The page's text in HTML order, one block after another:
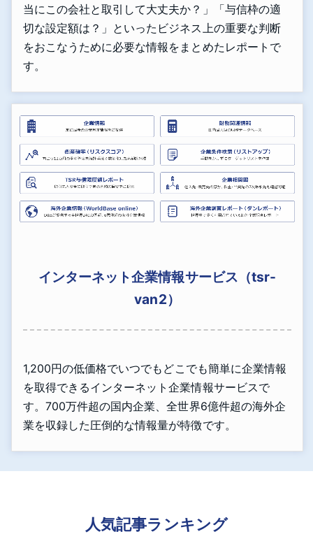
当にこの会社と取引して大丈夫か？」「与信枠の適
切な設定額は？」といったビジネス上の重要な判断
をおこなうために必要な情報をまとめたレポートで
す。
インターネット企業情報サービス（tsr-
van2）
1,200円の低価格でいつでもどこでも簡単に企業情報
を取得できるインターネット企業情報サービスで
す。700万件超の国内企業、全世界6億件超の海外企
業を収録した圧倒的な情報量が特徴です。
人気記事ランキング